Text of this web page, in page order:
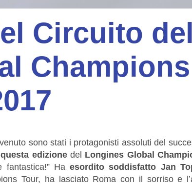
Circuito del
Champions
sono stati i protagonisti assoluti del
edizione del Longines Global
fantastica!” Haesordito soddisfatto Jan
Tour, ha lasciato Roma con il sorriso e